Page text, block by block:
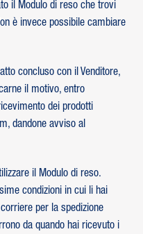
il Modulo di reso che trovi
è invece possibile cambiare
concluso con il Venditore,
il motivo, entro
dei prodotti
dandone avviso al
il Modulo di reso.
condizioni in cui li hai
per la spedizione
da quando hai ricevuto i